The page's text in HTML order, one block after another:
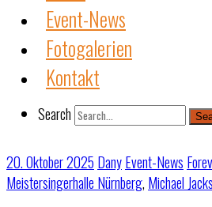
Event-News
Fotogalerien
Kontakt
Search
20. Oktober 2025 DanyEvent-News
Meistersingerhalle Nürnberg, Michael